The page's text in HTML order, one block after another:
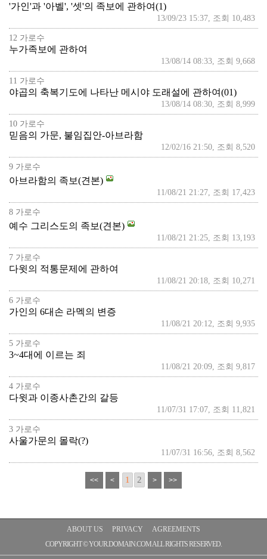
'가인'과 '아벨', '셋'의 족보에 관하여(1)
13/09/23 15:37, 조회 10,483
12 가로수
누가족보에 관하여
13/08/14 08:33, 조회 9,668
11 가로수
야곱의 축복기도에 나타난 메시야 도래설에 관하여(01)
13/08/14 08:30, 조회 8,999
10 가로수
믿음의 가문, 불임집안-아브라함
12/02/16 21:50, 조회 8,520
9 가로수
아브라함의 족보(견본)
11/08/21 21:27, 조회 17,423
8 가로수
예수 그리스도의 족보(견본)
11/08/21 21:25, 조회 13,193
7 가로수
다윗의 적통문제에 관하여
11/08/21 20:18, 조회 10,271
6 가로수
가인의 6대손 라멕의 변증
11/08/21 20:12, 조회 9,935
5 가로수
3~4대에 이르는 죄
11/08/21 20:09, 조회 9,817
4 가로수
다윗과 이종사촌간의 갈등
11/07/31 17:07, 조회 11,821
3 가로수
사울가문의 몰락(?)
11/07/31 16:56, 조회 8,562
1 2
ABOUT US PRIVACY
AGREEMENTS
COPYRIGHT © YOUR.DOMAIN.COM ALL RIGHTS RESERVED.